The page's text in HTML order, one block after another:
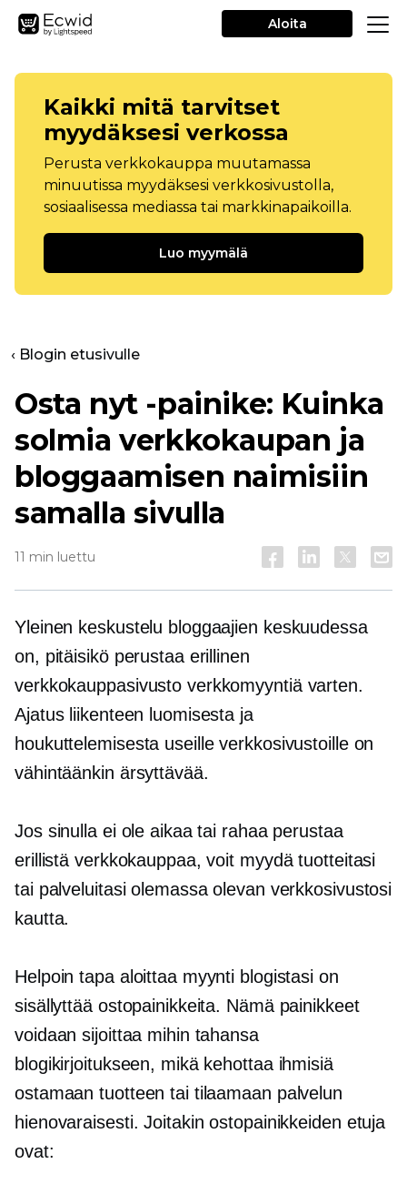
Aloita
Kaikki mitä tarvitset
myydäksesi verkossa
Perusta verkkokauppa muutamassa
minuutissa myydäksesi verkkosivustolla,
sosiaalisessa mediassa tai markkinapaikoilla.
Luo myymälä
‹ Blogin etusivulle
Osta nyt -painike: Kuinka
solmia verkkokaupan ja
bloggaamisen naimisiin
samalla sivulla
11 min luettu
Yleinen keskustelu bloggaajien keskuudessa
on, pitäisikö perustaa erillinen
verkkokauppasivusto verkkomyyntiä varten.
Ajatus liikenteen luomisesta ja
houkuttelemisesta useille verkkosivustoille on
vähintäänkin ärsyttävää.
Jos sinulla ei ole aikaa tai rahaa perustaa
erillistä verkkokauppaa, voit myydä tuotteitasi
tai palveluitasi olemassa olevan verkkosivustosi
kautta.
Helpoin tapa aloittaa myynti blogistasi on
sisällyttää ostopainikkeita. Nämä painikkeet
voidaan sijoittaa mihin tahansa
blogikirjoitukseen, mikä kehottaa ihmisiä
ostamaan tuotteen tai tilaamaan palvelun
hienovaraisesti. Joitakin ostopainikkeiden etuja
ovat: